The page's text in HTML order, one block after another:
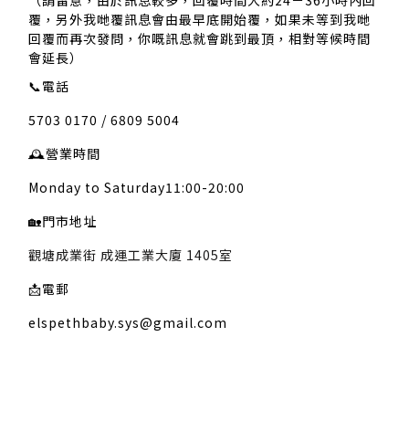
覆，另外我哋覆訊息會由最早底開始覆，如果未等到我哋
回覆而再次發問，你嘅訊息就會跳到最頂，相對等候時間
會延長）
📞電話
5703 0170 / 6809 5004
🕰️營業時間
Monday to Saturday11:00-20:00
🏡門市地址
觀塘成業街 成運工業大廈 1405室
📩電郵
elspethbaby.sys@gmail.com